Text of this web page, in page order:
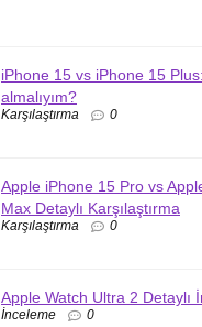
iPhone 15 vs iPhone 15
almalıyım?
Karşılaştırma 0
Apple iPhone 15 Pro vs
Max Detaylı Karşılaştırma
Karşılaştırma 0
Apple Watch Ultra 2 Detaylı
İnceleme 0